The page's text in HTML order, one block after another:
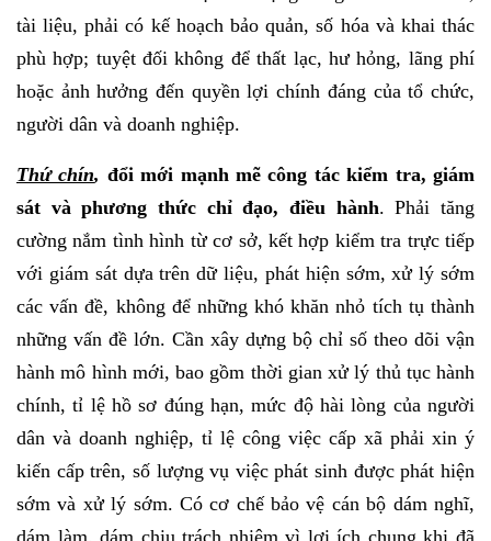
tài liệu, phải có kế hoạch bảo quản, số hóa và khai thác
phù hợp; tuyệt đối không để thất lạc, hư hỏng, lãng phí
hoặc ảnh hưởng đến quyền lợi chính đáng của tổ chức,
người dân và doanh nghiệp.
Thứ chín, đổi mới mạnh mẽ công tác kiểm tra, giám
sát và phương thức chỉ đạo, điều hành. Phải tăng
cường nắm tình hình từ cơ sở, kết hợp kiểm tra trực tiếp
với giám sát dựa trên dữ liệu, phát hiện sớm, xử lý sớm
các vấn đề, không để những khó khăn nhỏ tích tụ thành
những vấn đề lớn. Cần xây dựng bộ chỉ số theo dõi vận
hành mô hình mới, bao gồm thời gian xử lý thủ tục hành
chính, tỉ lệ hồ sơ đúng hạn, mức độ hài lòng của người
dân và doanh nghiệp, tỉ lệ công việc cấp xã phải xin ý
kiến cấp trên, số lượng vụ việc phát sinh được phát hiện
sớm và xử lý sớm. Có cơ chế bảo vệ cán bộ dám nghĩ,
dám làm, dám chịu trách nhiệm vì lợi ích chung khi đã